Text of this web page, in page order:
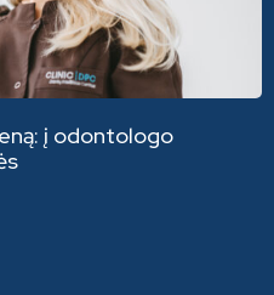
į odontologo